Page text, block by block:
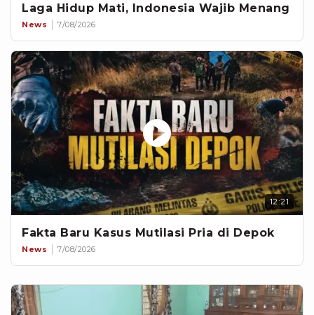
Laga Hidup Mati, Indonesia Wajib Menang
News 7/08/2026
12:21
Fakta Baru Kasus Mutilasi Pria di Depok
News 7/08/2026